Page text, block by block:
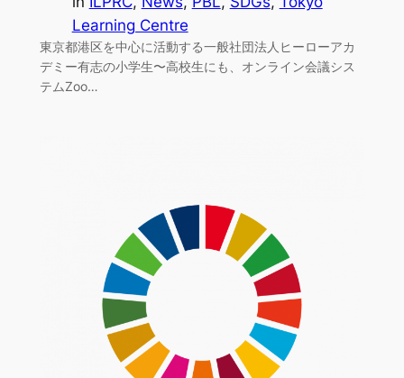
Learning Centre
東京都港区を中心に活動する一般社団法人ヒーローアカ
デミー有志の小学生〜高校生にも、オンライン会議シス
テムZoo…